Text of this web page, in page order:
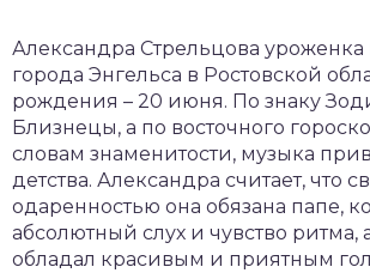
Александра Стрельцова
города Энгельса в Ростовской
рождения – 20 июня. По знаку
Близнецы, а по восточного
словам знаменитости, музыка
детства. Александра считает, что
одаренностью она обязана папе,
абсолютный слух и чувство ритма,
обладал красивым и приятным